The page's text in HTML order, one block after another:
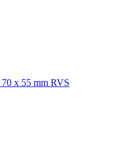
x 55 mm RVS